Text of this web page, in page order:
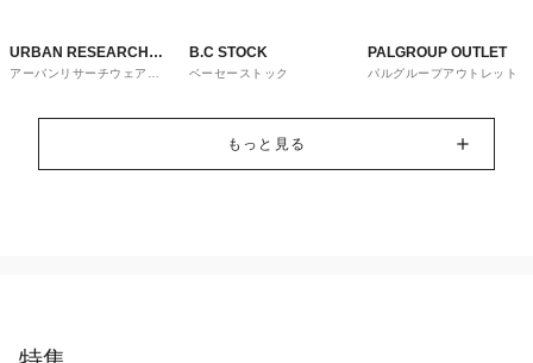
URBAN RESEARCH
ware house
アーバンリサーチウェアハ
B.C STOCK
ベーセーストック
PALGROUP OUTLET
パルグループアウトレット
もっと見る